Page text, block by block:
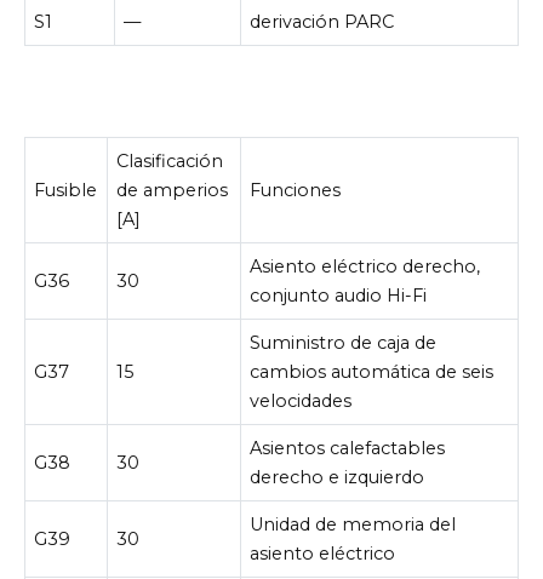
S1 — derivación PARC
Fusible
Clasificación
de amperios
[A]
Funciones
G36 30
Asiento eléctrico derecho,
conjunto audio Hi-Fi
G37 15
Suministro de caja de
cambios automática de seis
velocidades
G38 30
Asientos calefactables
derecho e izquierdo
G39 30
Unidad de memoria del
asiento eléctrico